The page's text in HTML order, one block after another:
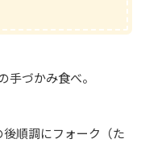
手づかみ食べ。
順調にフォーク（た